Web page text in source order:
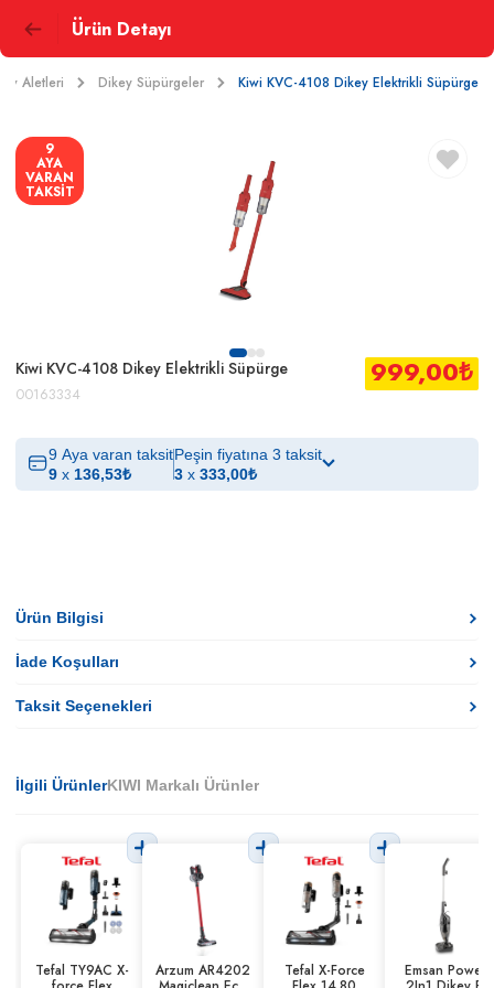
Ürün Detayı
Aletleri Dikey Süpürgeler Kiwi KVC-4108 Dikey Elektrikli Süpürge
9
AYA
VARAN
TAKSİT
Kiwi KVC-4108 Dikey Elektrikli Süpürge
00163334
999,00₺
9 Aya varan taksit
9 x 136,53₺
Peşin fiyatına 3 taksit
3 x 333,00₺
Ürün Bilgisi
İade Koşulları
Taksit Seçenekleri
İlgili ÜrünlerKIWI Markalı Ürünler
Tefal TY9AC X- Arzum AR4202 Tefal X-Force Emsan Power